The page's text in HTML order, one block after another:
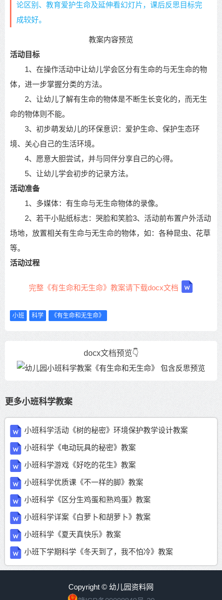
论区别、教育爱护生命及延伸看幻灯片，课后反思目标完
成较好。
教案内容预览
活动目标
1、在操作活动中让幼儿学会区分有生命的与无生命的物
体，进一步掌握分类的方法。
2、让幼儿了解有生命的物体是不断生长变化的，而无生
命的物体则不能。
3、初步萌发幼儿的环保意识：爱护生命、保护生态环
境、关心自己的生活环境。
4、愿意大胆尝试，并与同伴分享自己的心得。
5、让幼儿学会初步的记录方法。
活动准备
1、多媒体：有生命与无生命物体的录像。
2、若干小贴纸标志：哭脸和笑脸3、活动前布置户外活动
场地，放置相关有生命与无生命的物体，如：各种昆虫、花草
等。
活动过程
完整《有生命和无生命》教案请下载docx文档
小班 科学 《有生命和无生命》
docx文档预览👇
更多小班科学教案
小班科学活动《树的秘密》环境保护教学设计教案
小班科学《电动玩具的秘密》教案
小班科学游戏《好吃的花生》教案
小班科学优质课《不一样的脚》教案
小班科学《区分生鸡蛋和熟鸡蛋》教案
小班科学详案《白萝卜和胡萝卜》教案
小班科学《夏天真快乐》教案
小班下学期科学《冬天到了，我不怕冷》教案
Copyright © 幼儿园资料网